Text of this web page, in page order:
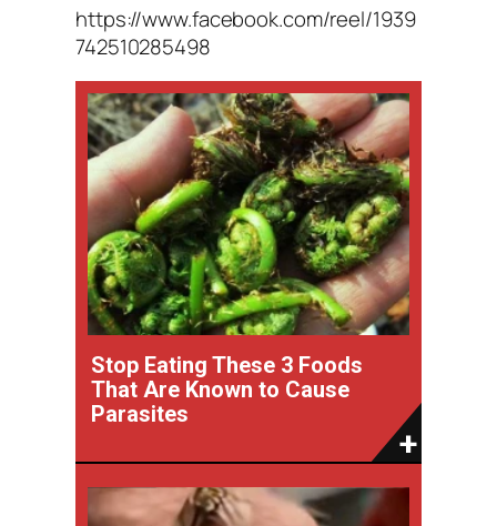
https://www.facebook.com/reel/1939
742510285498
Stop Eating These 3 Foods
That Are Known to Cause
Parasites